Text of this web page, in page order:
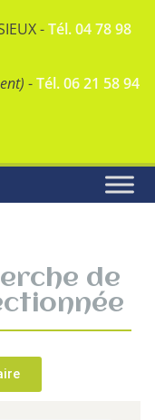
-Tél. 04 78 98
-Tél. 06 21 58 94
de